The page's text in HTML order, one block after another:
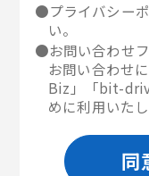
●プライバシー
い。
●お問い合わせフ
お問い合わせ
Biz」「bit-
めに利用いたし
同